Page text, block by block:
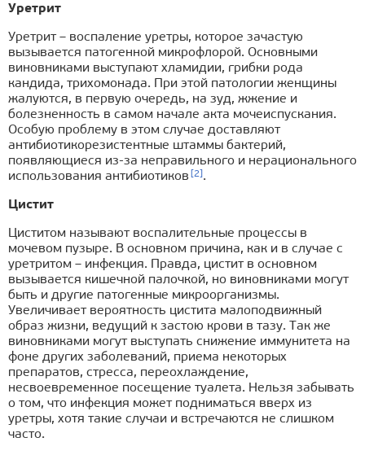
Уретрит
Уретрит – воспаление уретры, которое зачастую
вызывается патогенной микрофлорой. Основными
виновниками выступают хламидии, грибки рода
кандида, трихомонада. При этой патологии женщины
жалуются, в первую очередь, на зуд, жжение и
болезненность в самом начале акта мочеиспускания.
Особую проблему в этом случае доставляют
антибиотикорезистентные штаммы бактерий,
появляющиеся из-за неправильного и нерационального
использования антибиотиков [2] .
Цистит
Циститом называют воспалительные процессы в
мочевом пузыре. В основном причина, как и в случае с
уретритом – инфекция. Правда, цистит в основном
вызывается кишечной палочкой, но виновниками могут
быть и другие патогенные микроорганизмы.
Увеличивает вероятность цистита малоподвижный
образ жизни, ведущий к застою крови в тазу. Так же
виновниками могут выступать снижение иммунитета на
фоне других заболеваний, приема некоторых
препаратов, стресса, переохлаждение,
несвоевременное посещение туалета. Нельзя забывать
о том, что инфекция может подниматься вверх из
уретры, хотя такие случаи и встречаются не слишком
часто.